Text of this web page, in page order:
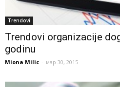
Trendovi
Trendovi organizacije
godinu
Miona Milic - мар 30, 2015